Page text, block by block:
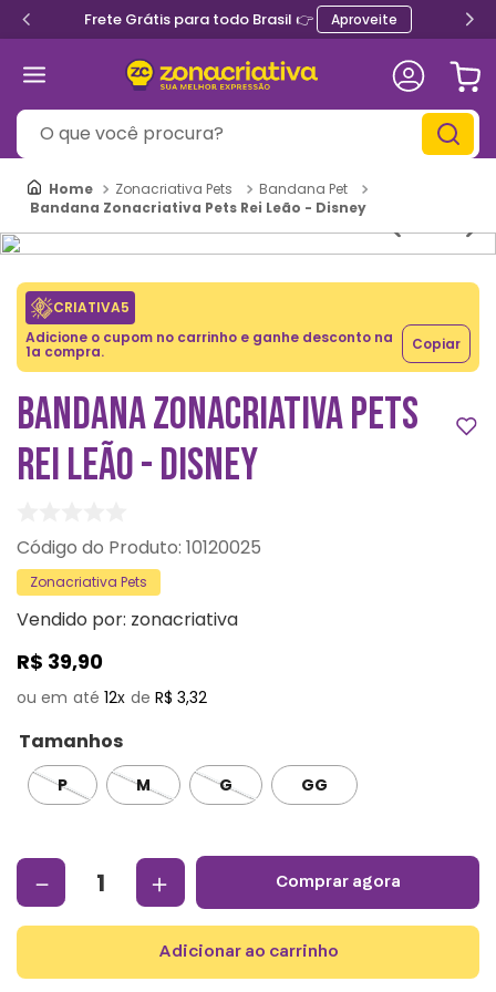
Frete Grátis para todo Brasil 👉 Aproveite
O que você procura?
Zonacriativa Pets
Bandana Pet
Bandana Zonacriativa Pets Rei Leão - Disney
CRIATIVA5
Adicione o cupom no carrinho e ganhe desconto na
1a compra. Copiar
BANDANA ZONACRIATIVA PETS
REI LEÃO - DISNEY
: 10120025
Zonacriativa Pets
Vendido por: zonacriativa
R$ 39,90
12 R$ 3,32
Tamanhos
P M G GG
＋
－ comprar agora
adicionar ao carrinho